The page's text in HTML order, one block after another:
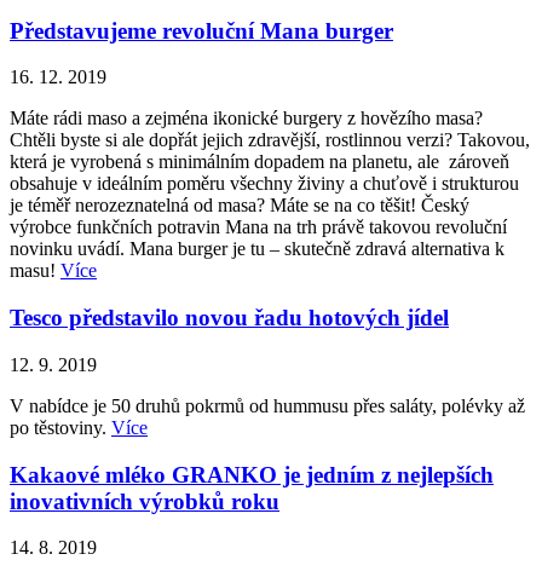
Představujeme revoluční Mana burger
16. 12. 2019
Máte rádi maso a zejména ikonické burgery z hovězího masa?
Chtěli byste si ale dopřát jejich zdravější, rostlinnou verzi? Takovou,
která je vyrobená s minimálním dopadem na planetu, ale zároveň
obsahuje v ideálním poměru všechny živiny a chuťově i strukturou
je téměř nerozeznatelná od masa? Máte se na co těšit! Český
výrobce funkčních potravin Mana na trh právě takovou revoluční
novinku uvádí. Mana burger je tu – skutečně zdravá alternativa k
masu! Více
Tesco představilo novou řadu hotových jídel
12. 9. 2019
V nabídce je 50 druhů pokrmů od hummusu přes saláty, polévky až
po těstoviny. Více
Kakaové mléko GRANKO je jedním z nejlepších
inovativních výrobků roku
14. 8. 2019